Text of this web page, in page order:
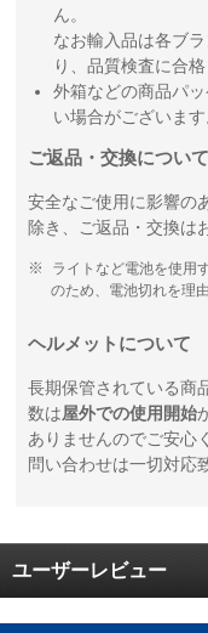
ん。
なお輸入品は各ブ
り、品質検査に合
外箱などの商品パ
い場合がございます
ご返品・交換について
安全なご使用に影響の
除き、ご返品・交換は
ライトなど電池を使用
のため、電池切れを理
ヘルメットについて
長期保管されている商
数は屋外での使用開始
ありませんのでご安心
問い合わせは一切対応
ユーザーレビュー